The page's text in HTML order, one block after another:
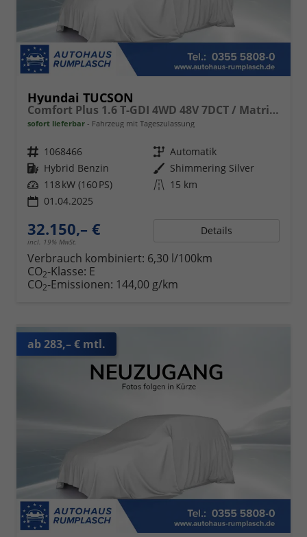
Hyundai TUCSON
Comfort Plus 1.6 T-GDI 4WD 48V 7DCT / Matrix-LED ACC Elek. Heck 360° Kam. Teilleder Shz vo + hi Alu 18"
sofort lieferbar Fahrzeug mit Tageszulassung
Fahrzeugnr. 1068466 Getriebe Automatik
Kraftstoff Hybrid Benzin Außenfarbe Shimmering Silver
Leistung 118 kW (160 PS) Kilometerstand 15 km
01.04.2025
32.150,– €
incl. 19% MwSt.
Details
Verbrauch kombiniert: 6,30 l/100km
CO2-Klasse: E
CO2-Emissionen: 144,00 g/km
ab 283,– € mtl.